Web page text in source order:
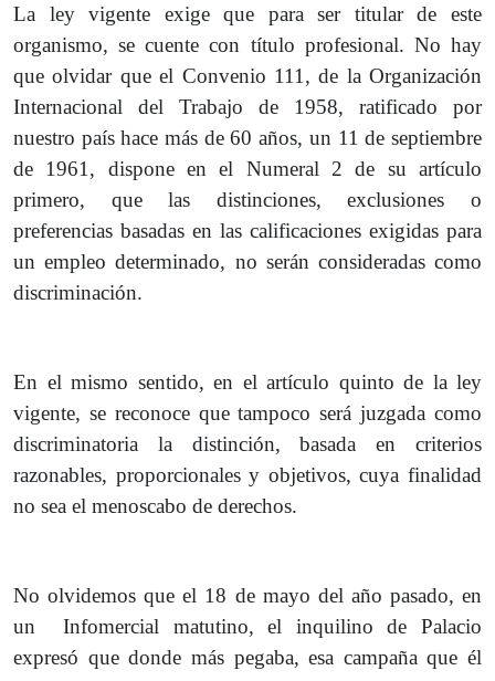
La ley vigente exige que para ser titular de este
organismo, se cuente con título profesional. No hay
que olvidar que el Convenio 111, de la Organización
Internacional del Trabajo de 1958, ratificado por
nuestro país hace más de 60 años, un 11 de septiembre
de 1961, dispone en el Numeral 2 de su artículo
primero, que las distinciones, exclusiones o
preferencias basadas en las calificaciones exigidas para
un empleo determinado, no serán consideradas como
discriminación.
En el mismo sentido, en el artículo quinto de la ley
vigente, se reconoce que tampoco será juzgada como
discriminatoria la distinción, basada en criterios
razonables, proporcionales y objetivos, cuya finalidad
no sea el menoscabo de derechos.
No olvidemos que el 18 de mayo del año pasado, en
un Infomercial matutino, el inquilino de Palacio
expresó que donde más pegaba, esa campaña que él